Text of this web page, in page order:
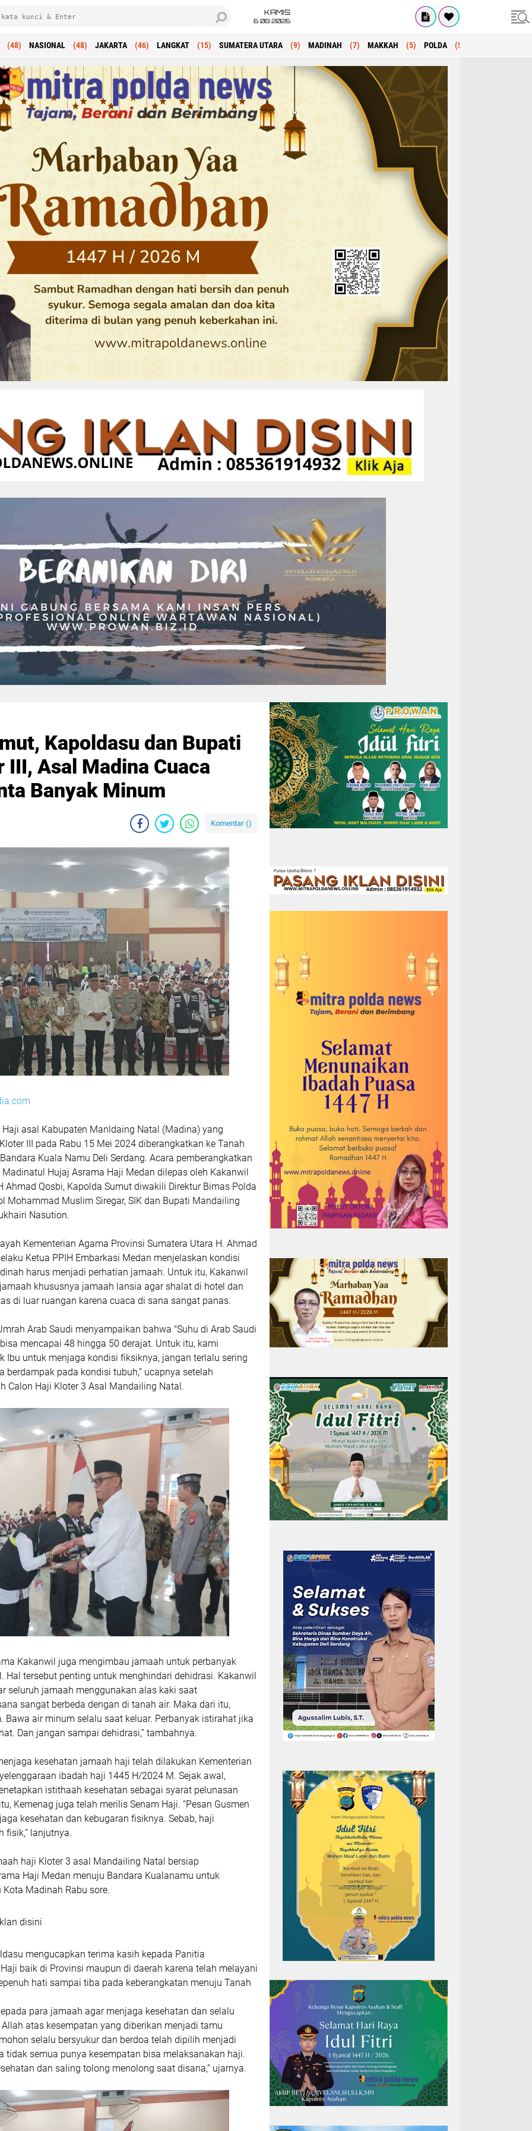
KAMIS
6 08 2026
(48) NASIONAL (48) JAKARTA (46) LANGKAT (15) SUMATERA UTARA (9) MADINAH (7) MAKKAH (5) POLDA (5)
Kapoldasu dan Bupati
Asal Madina Cuaca
Banyak Minum
Komentar ()
Haji asal Kabupaten Manldaing Natal (Madina) yang
III pada Rabu 15 Mei 2024 diberangkatkan ke Tanah
Kuala Namu Deli Serdang. Acara pemberangkatkan
Madinatul Hujaj Asrama Haji Medan dilepas oleh Kakanwil
Ahmad Qosbi, Kapolda Sumut diwakili Direktur Bimas Polda
Mohammad Muslim Siregar, SIK dan Bupati Mandailing
Nasution.
Kementerian Agama Provinsi Sumatera Utara H. Ahmad
Ketua PPIH Embarkasi Medan menjelaskan kondisi
harus menjadi perhatian jamaah. Untuk itu, Kakanwil
khususnya jamaah lansia agar shalat di hotel dan
di luar ruangan karena cuaca di sana sangat panas.
Arab Saudi menyampaikan bahwa "Suhu di Arab Saudi
mencapai 48 hingga 50 derajat. Untuk itu, kami
Ibu untuk menjaga kondisi fiksiknya, jangan terlalu sering
berdampak pada kondisi tubuh,” ucapnya setelah
Calon Haji Kloter 3 Asal Mandailing Natal.
Kakanwil juga mengimbau jamaah untuk perbanyak
Hal tersebut penting untuk menghindari dehidrasi. Kakanwil
seluruh jamaah menggunakan alas kaki saat
sangat berbeda dengan di tanah air. Maka dari itu,
Bawa air minum selalu saat keluar. Perbanyak istirahat jika
Dan jangan sampai dehidrasi,” tambahnya.
kesehatan jamaah haji telah dilakukan Kementerian
ibadah haji 1445 H/2024 M. Sejak awal,
istithaah kesehatan sebagai syarat pelunasan
Kemenag juga telah merilis Senam Haji. “Pesan Gusmen
kesehatan dan kebugaran fisiknya. Sebab, haji
fisik,” lanjutnya.
haji Kloter 3 asal Mandailing Natal bersiap
Haji Medan menuju Bandara Kualanamu untuk
Madinah Rabu sore.
disini
mengucapkan terima kasih kepada Panitia
baik di Provinsi maupun di daerah karena telah melayani
hati sampai tiba pada keberangkatan menuju Tanah
para jamaah agar menjaga kesehatan dan selalu
atas kesempatan yang diberikan menjadi tamu
selalu bersyukur dan berdoa telah dipilih menjadi
tidak semua punya kesempatan bisa melaksanakan haji.
dan saling tolong menolong saat disana,” ujarnya.